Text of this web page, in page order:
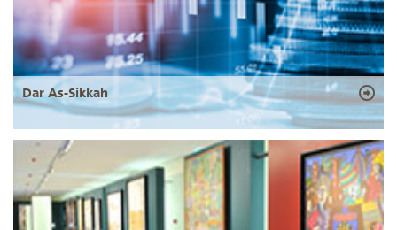
Dar As-Sikkah